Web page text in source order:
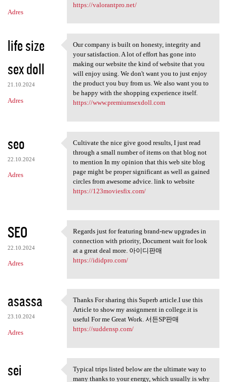
Adres
https://valorantpro.net/
life size
sex doll
21.10.2024
Adres
Our company is built on
Our company is built on honesty, integrity and
your satisfaction. A lot of effort has gone into
making our website the kind of website that you
will enjoy using. We don't want you to just enjoy
the product you buy from us. We also want you to
be happy with the shopping experience itself.
https://www.premiumsexdoll.com
seo
22.10.2024
Adres
Cultivate the nice give good
Cultivate the nice give good results, I just read
through a small number of items on that blog not
to mention In my opinion that this web site blog
page might be proper significant as well as gained
circles from awesome advice. link to website
https://123moviesfix.com/
SEO
22.10.2024
Adres
Regards just for featuring
Regards just for featuring brand-new upgrades in
connection with priority, Document wait for look
at a great deal more. 아이디판매
https://ididpro.com/
asassa
23.10.2024
Adres
Thanks For sharing this
Thanks For sharing this Superb article.I use this
Article to show my assignment in college.it is
useful For me Great Work. 서든SP판매
https://suddensp.com/
sei Typical trips listed below
Typical trips listed below are the ultimate way to
many thanks to your energy, which usually is why